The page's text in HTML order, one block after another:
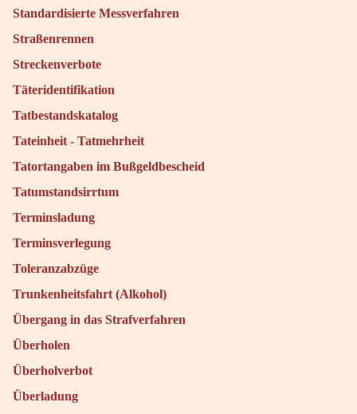
Standardisierte Messverfahren
Straßenrennen
Streckenverbote
Täteridentifikation
Tatbestandskatalog
Tateinheit - Tatmehrheit
Tatortangaben im Bußgeldbescheid
Tatumstandsirrtum
Terminsladung
Terminsverlegung
Toleranzabzüge
Trunkenheitsfahrt (Alkohol)
Übergang in das Strafverfahren
Überholen
Überholverbot
Überladung